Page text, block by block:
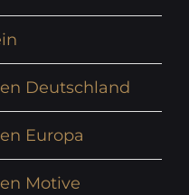
Deutschland
Europa
Motive